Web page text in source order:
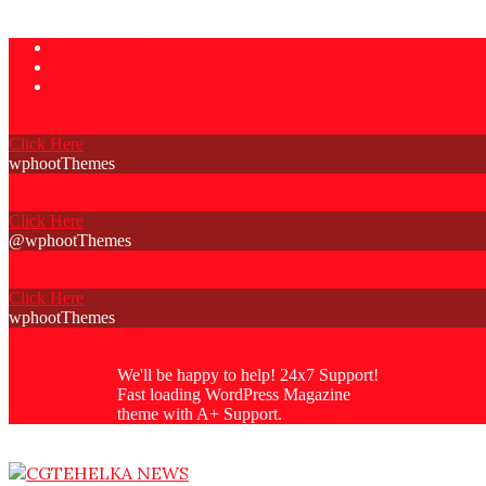
Skip
content
Click Here
wphootThemes
Click Here
@wphootThemes
Click Here
wphootThemes
We'll be happy to help! 24x7 Support!
Fast loading WordPress Magazine
theme with A+ Support.